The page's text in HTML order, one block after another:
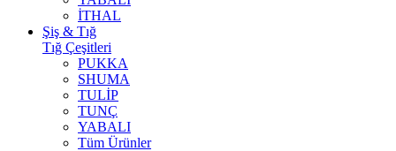
İTHAL
Şiş & Tığ
Tığ Çeşitleri
PUKKA
SHUMA
TULİP
TUNÇ
YABALI
Tüm Ürünler